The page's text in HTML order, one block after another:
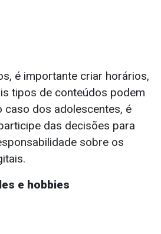
é importante criar horários,
tipos de conteúdos podem
caso dos adolescentes, é
das decisões para
sobre os
e hobbies